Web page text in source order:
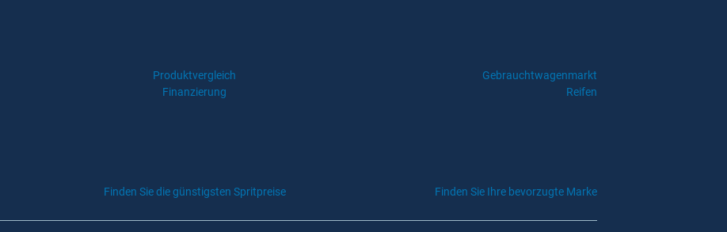
Produktvergleich
Gebrauchtwagenmarkt
Finanzierung
Reifen
Finden Sie die günstigsten Spritpreise Finden Sie Ihre bevorzugte Marke